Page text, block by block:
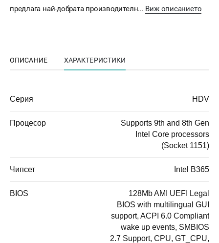
предлага най-добрата производителн... Виж описанието
ОПИСАНИЕ ХАРАКТЕРИСТИКИ
Серия HDV
Процесор
Supports 9th and 8th Gen
Intel Core processors
(Socket 1151)
Чипсет Intel B365
BIOS
128Mb AMI UEFI Legal
BIOS with multilingual GUI
support, ACPI 6.0 Compliant
wake up events, SMBIOS
2.7 Support, CPU, GT_CPU,